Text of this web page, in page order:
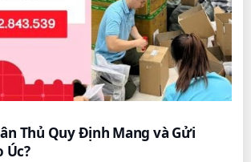
Thủ Quy Định Mang và Gửi
Úc?